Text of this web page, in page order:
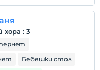
хора : 3
Бебешки стол